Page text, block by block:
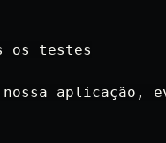
os testes
aplicação,